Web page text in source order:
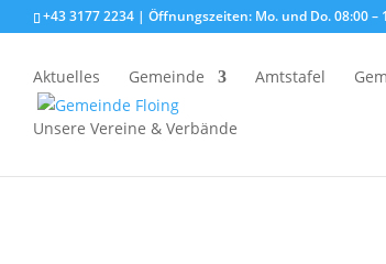
+43 3177 2234 | Öffnungszeiten: Mo. und Do. 08:00
Aktuelles Gemeinde Amtstafel
Unsere Vereine & Verbände